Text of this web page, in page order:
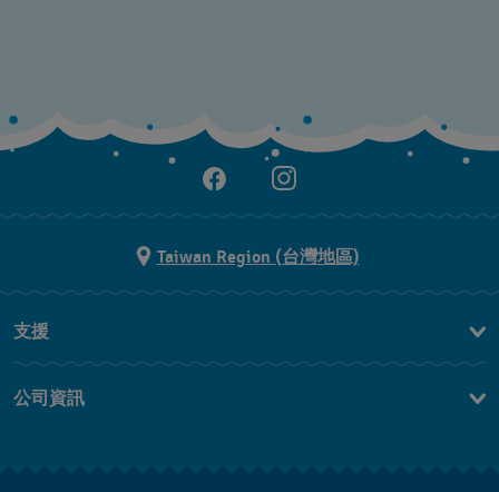
Taiwan Region (台灣地區)
支援
常見問題解答
公司資訊